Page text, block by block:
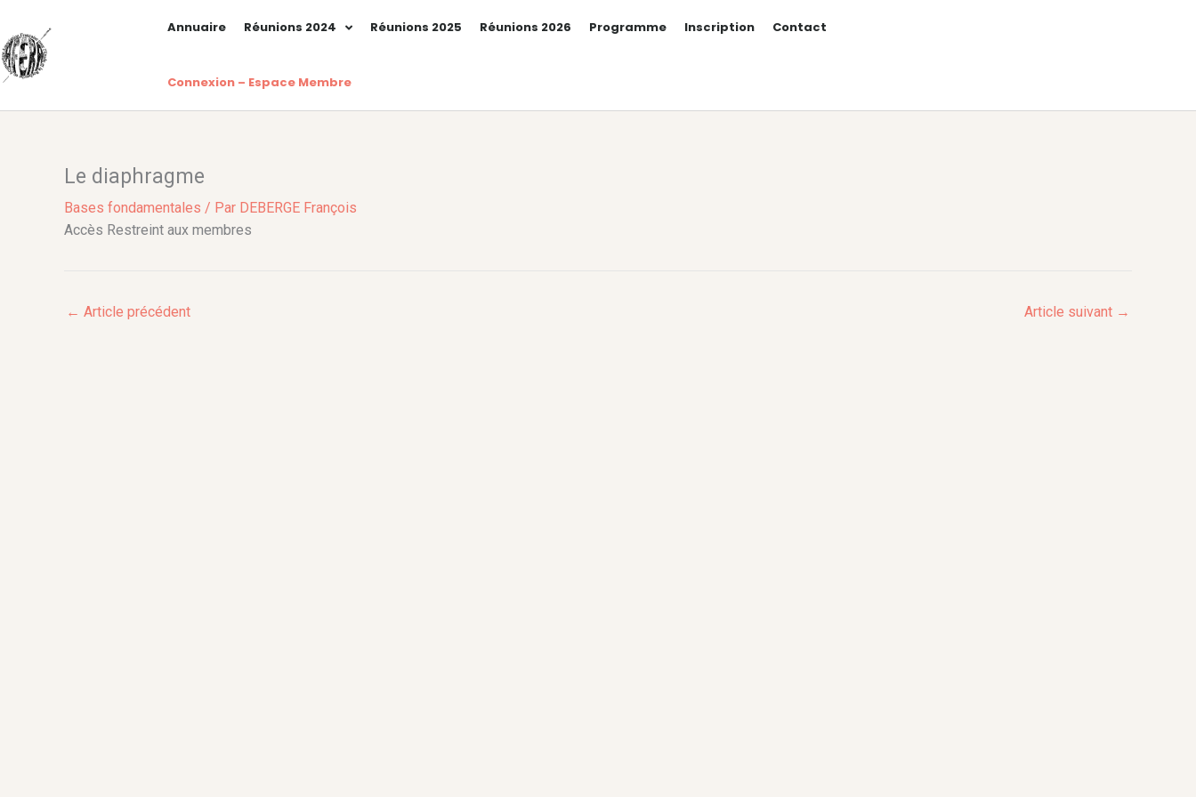
au
contenu
Annuaire Réunions 2024 Réunions 2025 Réunions 2026 Programme Inscription Contact
Connexion – Espace Membre
Le diaphragme
Bases fondamentales / Par DEBERGE François
Accès Restreint aux membres
← Article précédent Article suivant →